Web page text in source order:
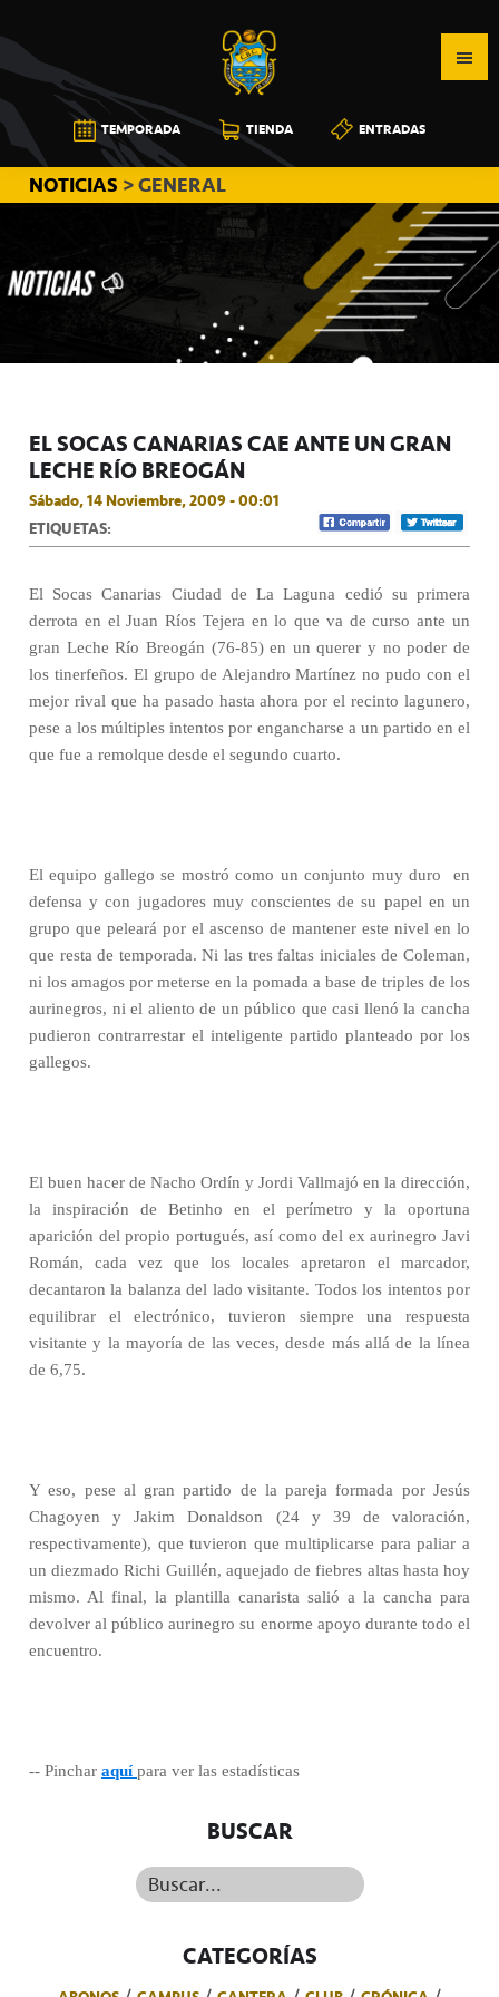
a
la
navegación
principal
al
contenido
principal
a
la
barra
lateral
principal
CB
CANARIAS
TEMPORADA TIENDA ENTRADAS
NOTICIAS > GENERAL
EL SOCAS CANARIAS CAE ANTE UN GRAN
LECHE RÍO BREOGÁN
Sábado, 14 Noviembre, 2009 - 00:01
ETIQUETAS:
El Socas Canarias Ciudad de La Laguna cedió su primera
derrota en el Juan Ríos Tejera en lo que va de curso ante un
gran Leche Río Breogán (76-85) en un querer y no poder de
los tinerfeños. El grupo de Alejandro Martínez no pudo con el
mejor rival que ha pasado hasta ahora por el recinto lagunero,
pese a los múltiples intentos por engancharse a un partido en el
que fue a remolque desde el segundo cuarto.
El equipo gallego se mostró como un conjunto muy duro en
defensa y con jugadores muy conscientes de su papel en un
grupo que peleará por el ascenso de mantener este nivel en lo
que resta de temporada. Ni las tres faltas iniciales de Coleman,
ni los amagos por meterse en la pomada a base de triples de los
aurinegros, ni el aliento de un público que casi llenó la cancha
pudieron contrarrestar el inteligente partido planteado por los
gallegos.
El buen hacer de Nacho Ordín y Jordi Vallmajó en la dirección,
la inspiración de Betinho en el perímetro y la oportuna
aparición del propio portugués, así como del ex aurinegro Javi
Román, cada vez que los locales apretaron el marcador,
decantaron la balanza del lado visitante. Todos los intentos por
equilibrar el electrónico, tuvieron siempre una respuesta
visitante y la mayoría de las veces, desde más allá de la línea
de 6,75.
Y eso, pese al gran partido de la pareja formada por Jesús
Chagoyen y Jakim Donaldson (24 y 39 de valoración,
respectivamente), que tuvieron que multiplicarse para paliar a
un diezmado Richi Guillén, aquejado de fiebres altas hasta hoy
mismo. Al final, la plantilla canarista salió a la cancha para
devolver al público aurinegro su enorme apoyo durante todo el
encuentro.
-- Pinchar aquípara ver las estadísticas
BUSCAR
Buscar...
CATEGORÍAS